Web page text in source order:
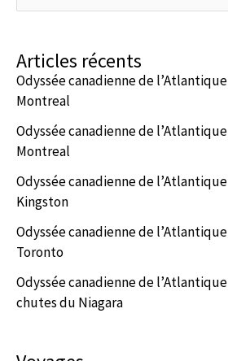
Articles récents
Odyssée canadienne de
Montreal
Odyssée canadienne de
Montreal
Odyssée canadienne de
Kingston
Odyssée canadienne de
Toronto
Odyssée canadienne de
chutes du Niagara